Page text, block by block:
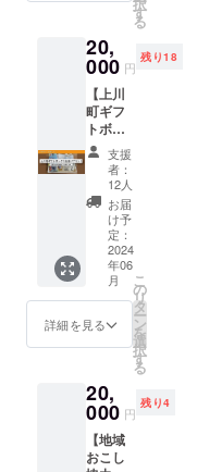
支援後
ルにて
学生証
の写真
の提出
が必須
となり
ます。
※イベン
ト当日
までの
打ち合
わせな
どにも
ご参加
いただ
けます
※現地ま
での交
通費や
費、ご
飲食費
はご自
身でご
負担く
定！ ・
ゲスト
未定！
（でも
全国各
地から
ローカ
ルの
キー
パーソ
ンを集
めま
す！）
［リ
ターン
・感謝
のお手
ローカ
ルキャ
リアサ
ミット
に参加
2024年
3月ま
で。 ※
雪かき
お手伝
いの日
時や詳
細につ
いては
プロ
ジェク
ト終了
後メー
ルにて
調整さ
ただき
ます。
※商品券
期限は
2025年
5月まで
です。
※宿泊に
キング
スペー
ス
PORTO
があり
ます！
PORTO
では地
域の特
産品や
暮らし
に役立
つ雑貨
も販売
してい
ます
よ！ チ
宿泊に
も使え
ます！
［リ
ターン
人でも
・フ
リーWi-
Fiあり
・無料
駐車場
有 ・素
泊まり
［リ
ターン
内容］
・感謝
のお手
紙 ・
ANSHI
NDOご
宿泊券
（最大2
NDOや
PORTO
で使え
るチ
ケット
す
る
20,
000 円
残り18
【上川
町ギフ
トボッ
クスお
届けプ
ン！】
ポルト
で販売
中の上
川町の
お土産
の中か
ら、ス
タッフ
が厳選
品を詰
め合わ
せ！
「遠く
てなか
支援
者：
12人
お届
け予
定：
2024
年06
月
詳細を見る
こ
の
リ
タ
ー
ン
を
選
択
す
る
20,
000 円
残り4
【地域
おこし